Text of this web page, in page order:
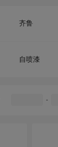
齐鲁
自喷漆
-